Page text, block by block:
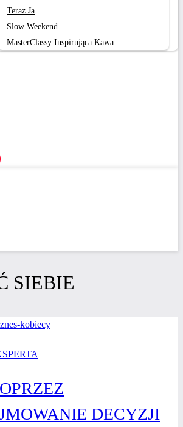
Teraz Ja
Slow Weekend
MasterClassy Inspirująca Kawa
SIEBIE
DECYZJI